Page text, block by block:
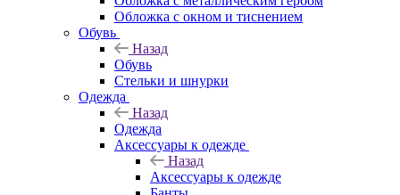
Обложка с окном и тиснением
Обувь
Назад
Обувь
Стельки и шнурки
Одежда
Назад
Одежда
Аксессуары к одежде
Назад
Аксессуары к одежде